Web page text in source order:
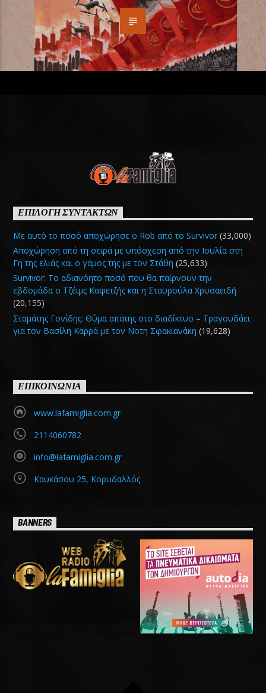
ΕΠΙΛΟΓΗ ΣΥΝΤΑΚΤΩΝ
Με αυτό το ποσό αποχώρησε ο Rob από το Survivor (33,000)
Αποχώρηση από τη σειρά με υπόσχεση από την Ιουλία στη
Γη της ελιάς και ο γάμος της με τον Στάθη (25,633)
Survivor: Το αδιανόητο ποσό που θα παίρνουν την
εβδομάδα ο Τζέιμς Καφετζής και η Σταυρούλα Χρυσαειδή
(20,155)
Σταμάτης Γονίδης: Θύμα απάτης στο διαδίκτυο – Τραγουδάει
για τον Βασίλη Καρρά με τον Νοτη Σφακιανάκη (19,628)
ΕΠΙΚΟΙΝΩΝΙΑ
www.lafamiglia.com.gr
2114060782
info@lafamiglia.com.gr
Καυκάσου 25, Κορυδαλλός
BANNERS